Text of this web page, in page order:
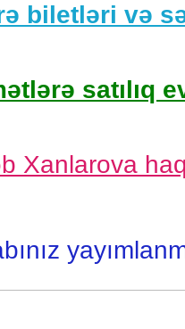
biletləri və
satılıq
Xanlarova